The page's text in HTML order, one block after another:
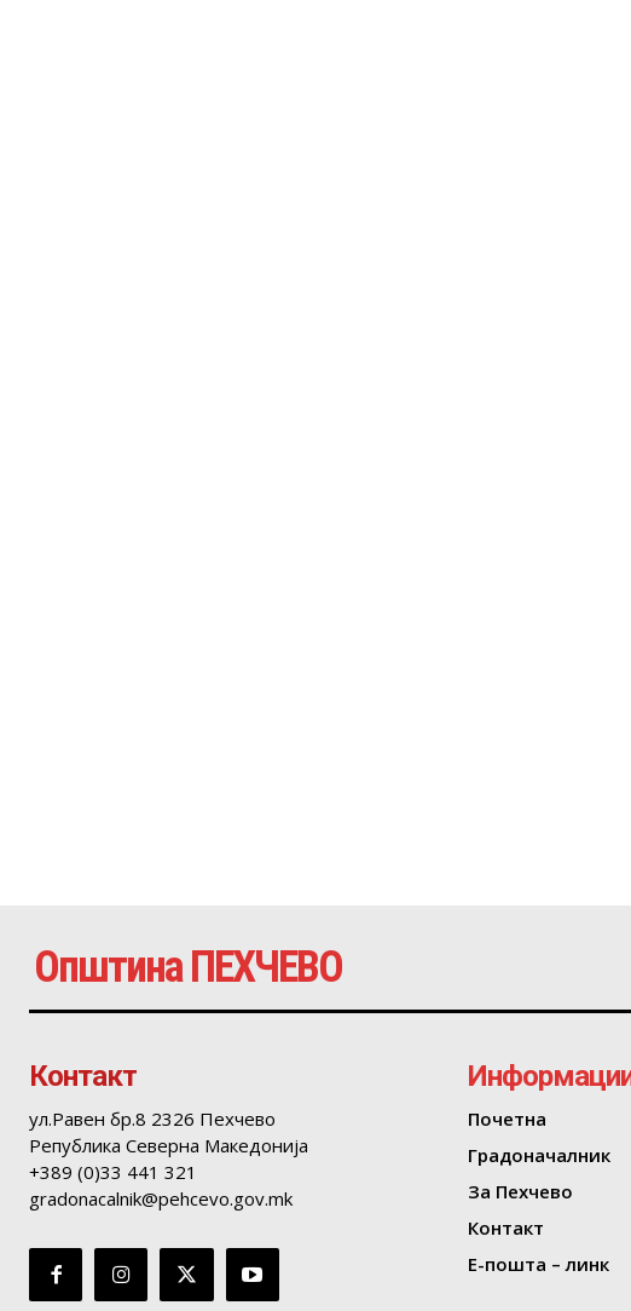
Општина ПЕХЧЕВО
Контакт
ул.Равен бр.8 2326 Пехчево
Република Северна Македонија
+389 (0)33 441 321
gradonacalnik@pehcevo.gov.mk
Почетна
Градоначалник
За Пехчево
Контакт
Е-пошта – линк